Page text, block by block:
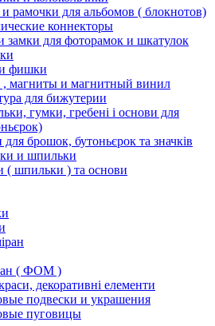
рамочки для альбомов ( блокнотов)
коннекторы
замки для фоторамок и шкатулок
фишки
, магниты и магнитный винил
для бижутерии
гумки, гребені і основи для
брошок, бутоньєрок та значків
и шпильки
( шпильки ) та основи
( ФОМ )
декоративні елементи
подвески и украшения
пуговицы